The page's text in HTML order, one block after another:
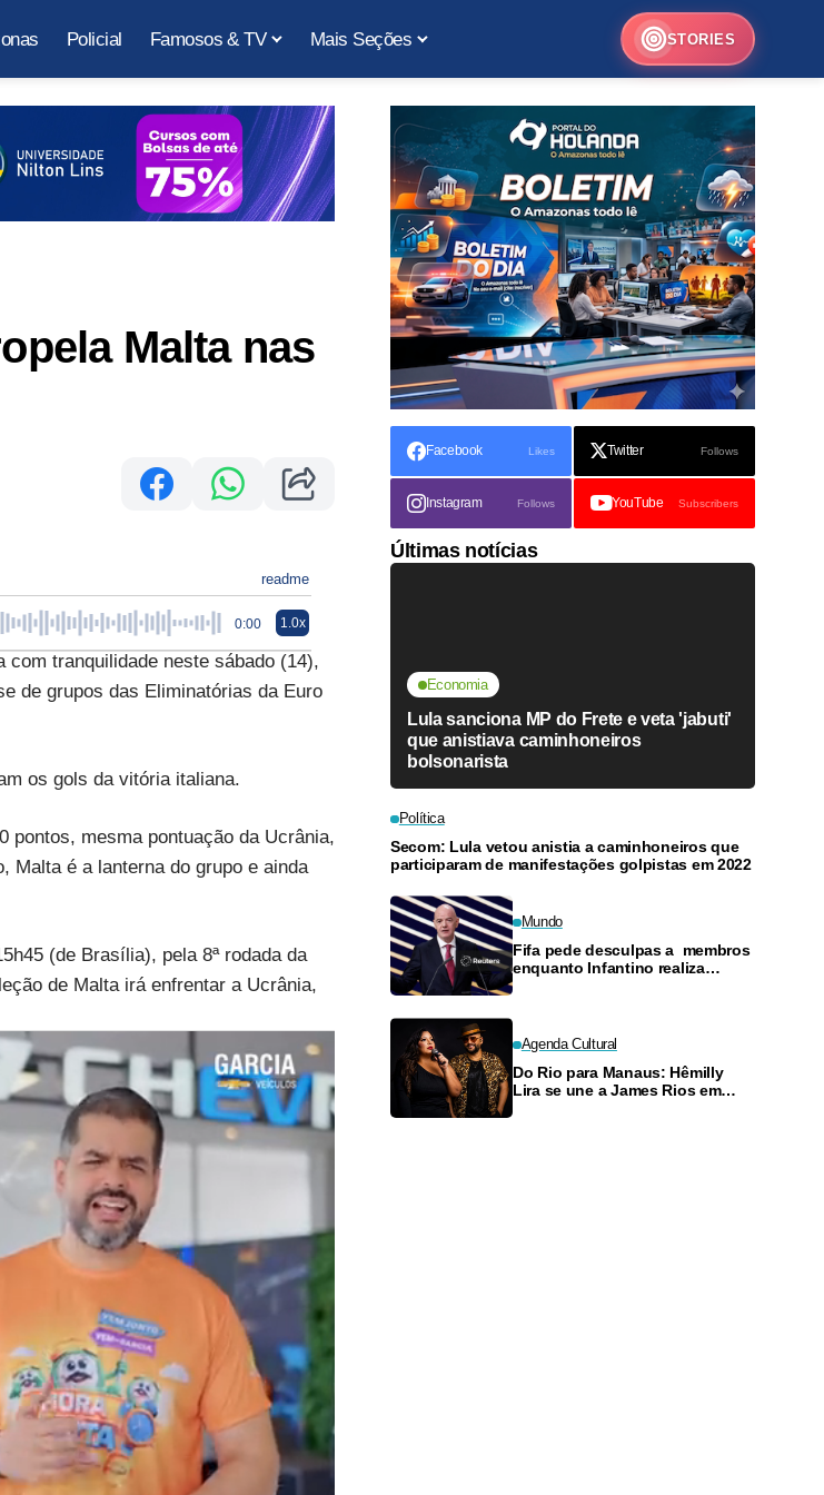
Policial Famosos & TV Mais Seções STORIES
Malta nas
readme
0:00 1.0x
com tranquilidade neste sábado (14),
de grupos das Eliminatórias da Euro
os gols da vitória italiana.
pontos, mesma pontuação da Ucrânia,
Malta é a lanterna do grupo e ainda
(de Brasília), pela 8ª rodada da
de Malta irá enfrentar a Ucrânia,
Facebook Likes Twitter Follows
Instagram Follows YouTube Subscribers
Últimas notícias
Economia
Lula sanciona MP do Frete e veta 'jabuti'
que anistiava caminhoneiros
bolsonarista
Política
Secom: Lula vetou anistia a caminhoneiros que
participaram de manifestações golpistas em 2022
Mundo
Fifa pede desculpas a membros
enquanto Infantino realiza
Agenda Cultural
Do Rio para Manaus: Hêmilly
Lira se une a James Rios em